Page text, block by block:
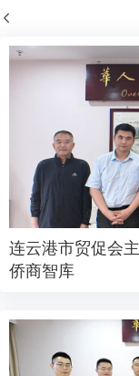
连云港市贸促会
侨商智库